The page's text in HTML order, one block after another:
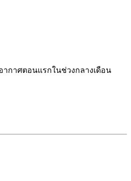
ากาศตอนแรกในช่วงกลางเดือน